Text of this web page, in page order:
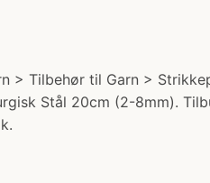
> Tilbehør til Garn >
Stål 20cm (2-8mm).